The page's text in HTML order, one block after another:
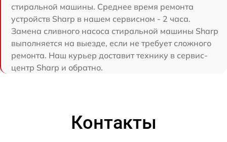
стиральной машины. Среднее время ремонта
устройств Sharp в нашем сервисном - 2 часа.
Замена сливного насоса стиральной машины Sharp
выполняется на выезде, если не требует сложного
ремонта. Наш курьер доставит технику в сервис-
центр Sharp и обратно.
Контакты